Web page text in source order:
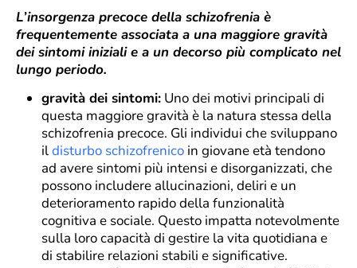
L’insorgenza precoce della schizofrenia è
frequentemente associata a una maggiore gravità
dei sintomi iniziali e a un decorso più complicato nel
lungo periodo.
gravità dei sintomi: Uno dei motivi principali di
questa maggiore gravità è la natura stessa della
schizofrenia precoce. Gli individui che sviluppano
ildisturbo schizofrenico in giovane età tendono
ad avere sintomi più intensi e disorganizzati, che
possono includere allucinazioni, deliri e un
deterioramento rapido della funzionalità
cognitiva e sociale. Questo impatta notevolmente
sulla loro capacità di gestire la vita quotidiana e
di stabilire relazioni stabili e significative.